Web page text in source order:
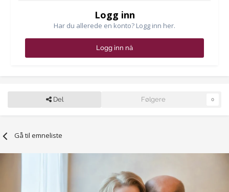
Logg inn
Har du allerede en konto? Logg inn her.
Logg inn nå
Del Følgere 0
Gå til emneliste